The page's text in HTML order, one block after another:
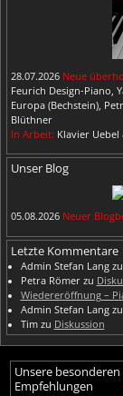
28.07.2026 Neue
Feurich Design-Piano,
Europa (Bechstein),
Blüthner
In Arbeit: Klavier
Unser Blog
05.08.2026 Neuer
Letzte Kommentare
Admin Stefan Langzu
Petra Römerzu
Wiedereröffnung –
Admin Stefan Langzu
Timzu Diskussion
Unsere besonderen
Empfehlungen